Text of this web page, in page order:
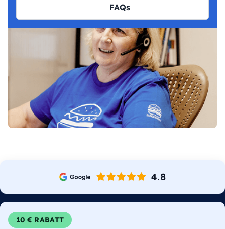
FAQs
10 € RABATT